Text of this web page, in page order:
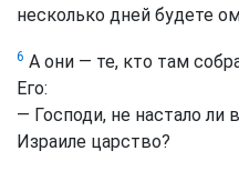
несколько дней будете
6 А они — те, кто там
Его:
— Господи, не настало ли
Израиле царство?